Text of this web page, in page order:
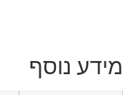
מידע נוסף